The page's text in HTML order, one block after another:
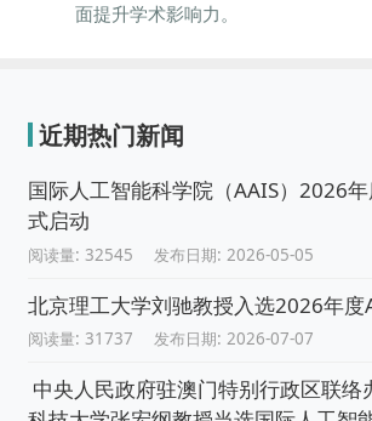
面提升学术影响力。
近期热门新闻
国际人工智能科学院（AAIS）2026
式启动
阅读量: 32545 发布日期: 2026-05-05
北京理工大学刘驰教授入选2026年度
阅读量: 31737 发布日期: 2026-07-07
中央人民政府驻澳门特别行政区联络